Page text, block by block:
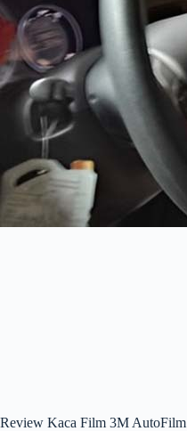
Review Kaca Film 3M AutoFilm